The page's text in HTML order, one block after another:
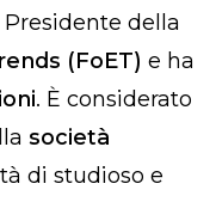
della
(FoET) e ha
. È considerato
società
di studioso e